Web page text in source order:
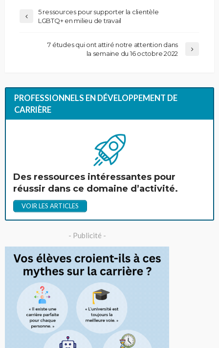
5 ressources pour supporter la clientèle
LGBTQ+ en milieu de travail
7 études qui ont attiré notre attention dans
la semaine du 16 octobre 2022
PROFESSIONNELS EN DÉVELOPPEMENT DE
CARRIÈRE
Des ressources intéressantes pour
réussir dans ce domaine d’activité.
VOIR LES ARTICLES
- Publicité -